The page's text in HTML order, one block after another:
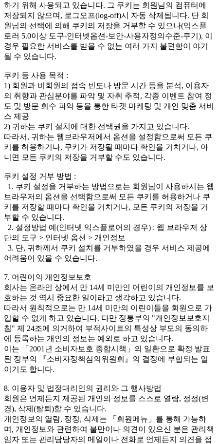
하기 위해 사용되고 있습니다. 그 쿠키는 회원님의 컴퓨터에
저장되지 않으며, 로그오프(log-off)시 자동 삭제됩니다. 단 회
원님의 선택에 의해 쿠키의 저장을 거부할 수 있으나(익스플
로러 5.0이상 도구-인터넷옵션-보안-사용자정의수준-쿠기), 이
경우 필요한 서비스를 받을 수 없는 여러 가지 불편함이 야기
될 수 있습니다.
쿠키 등 사용 목적 :
1) 회원과 비회원의 접속 빈도나 방문 시간 등을 분석, 이용자
의 취향과 관심분야를 파악 및 자취 추적, 각종 이벤트 참여 정
도 및 방문 회수 파악 등을 통한 타겟 마케팅 및 개인 맞춤 서비
스 제공
2) 귀하는 쿠키 설치에 대한 선택권을 가지고 있습니다.
따라서, 귀하는 웹브라우저에서 옵션을 설정함으로써 모든 쿠
키를 허용하거나, 쿠키가 저장될 때마다 확인을 거치거나, 아
니면 모든 쿠키의 저장을 거부할 수도 있습니다.
쿠키 설정 거부 방법 :
1. 쿠키 설정을 거부하는 방법으로는 회원님이 사용하시는 웹
브라우저의 옵션을 선택함으로써 모든 쿠키를 허용하거나 쿠
키를 저장할 때마다 확인을 거치거나, 모든 쿠키의 저장을 거
부할 수 있습니다.
2. 설정방법 예(인터넷 익스플로어의 경우) : 웹 브라우저 상
단의 도구 > 인터넷 옵션 > 개인정보
3. 단, 귀하께서 쿠키 설치를 거부하였을 경우 서비스 제공에
어려움이 있을 수 있습니다.
7. 어린이의 개인정보보호
회사는 온라인 상에서 만 14세 미만인 어린이의 개인정보를 보
호하는 것 역시 중요한 일이라고 생각하고 있습니다.
따라서 원칙적으로는 만 14세 미만의 이린이들을 회원으로 가
입할 수 없게 하고 있습니다. 다만 정통부의 "개인정보보호지
침" 제 24조에 의거하여 부적사이트의 특성상 부모의 동의하
에 등록하는 개인의 정보는 예외로 하고 있습니다.
이는 「2001년 소비자보호 종합시책」의 일환으로 확정 발표
된 정부의 『소비자정책심의위원회』의 결정에 부합되는 일
이기도 합니다.
8. 이용자 및 법정대리인의 권리와 그 행사방법
회원은 언제든지 제공된 개인의 정보를 스스로 열람, 정정(변
경), 삭제(탈퇴)할 수 있습니다.
개인정보의 열람, 정정, 삭제는 「회원메뉴」를 통해 가능하
며, 개인정보와 관련하여 불만이나 의견이 있으신 분은 관리책
임자 또는 관리담당자의 메일이나 전화로 언제든지 의견을 접